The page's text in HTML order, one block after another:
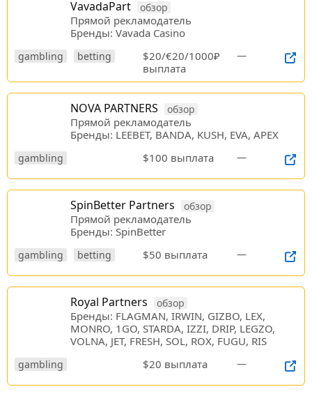
VavadaPart обзор
Прямой рекламодатель
Бренды: Vavada Casino
gambling betting
$20/€20/1000₽
выплата
—
NOVA PARTNERS обзор
Прямой рекламодатель
Бренды: LEEBET, BANDA, KUSH, EVA, APEX
gambling $100 выплата —
SpinBetter Partners обзор
Прямой рекламодатель
Бренды: SpinBetter
gambling betting $50 выплата —
Royal Partners обзор
Бренды: FLAGMAN, IRWIN, GIZBO, LEX,
MONRO, 1GO, STARDA, IZZI, DRIP, LEGZO,
VOLNA, JET, FRESH, SOL, ROX, FUGU, RIS
gambling $20 выплата —